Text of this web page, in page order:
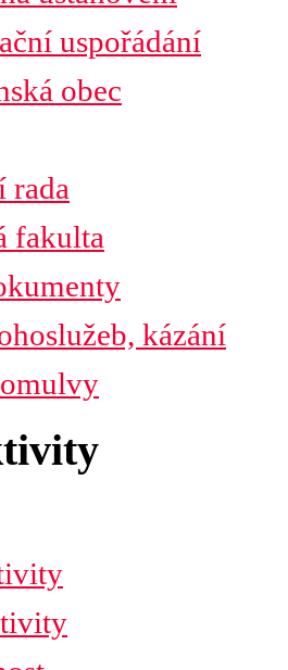
uspořádání
obec
rada
fakulta
kázání